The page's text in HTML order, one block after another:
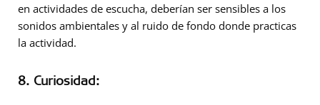
en actividades de escucha, deberían ser sensibles a los
sonidos ambientales y al ruido de fondo donde practicas
la actividad.
8. Curiosidad: